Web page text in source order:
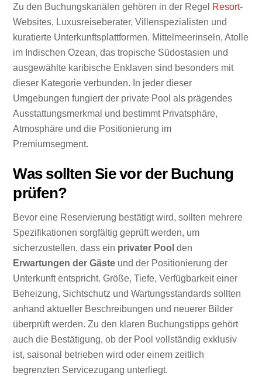
Zu den Buchungskanälen gehören in der Regel Resort-
Websites, Luxusreiseberater, Villenspezialisten und
kuratierte Unterkunftsplattformen. Mittelmeerinseln, Atolle
im Indischen Ozean, das tropische Südostasien und
ausgewählte karibische Enklaven sind besonders mit
dieser Kategorie verbunden. In jeder dieser
Umgebungen fungiert der private Pool als prägendes
Ausstattungsmerkmal und bestimmt Privatsphäre,
Atmosphäre und die Positionierung im
Premiumsegment.
Was sollten Sie vor der Buchung
prüfen?
Bevor eine Reservierung bestätigt wird, sollten mehrere
Spezifikationen sorgfältig geprüft werden, um
sicherzustellen, dass ein privater Pool den
Erwartungen der Gäste und der Positionierung der
Unterkunft entspricht. Größe, Tiefe, Verfügbarkeit einer
Beheizung, Sichtschutz und Wartungsstandards sollten
anhand aktueller Beschreibungen und neuerer Bilder
überprüft werden. Zu den klaren Buchungstipps gehört
auch die Bestätigung, ob der Pool vollständig exklusiv
ist, saisonal betrieben wird oder einem zeitlich
begrenzten Servicezugang unterliegt.